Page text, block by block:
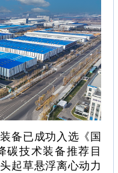
备已成功入选《国
碳技术装备推荐目
起草悬浮离心动力